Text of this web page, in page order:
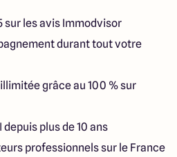
sur les avis Immodvisor
durant tout votre
grâce au 100 % sur
depuis plus de 10 ans
professionnels sur le France